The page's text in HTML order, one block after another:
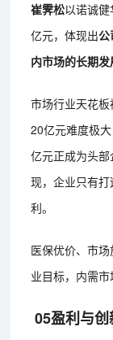
崔霁松以诺诚
亿元，体现出公
内市场的长期发
市场行业天花
20亿元难度极
亿元正成为头
现，企业只有
利。
医保优价、市
业目标，内需市
05盈利与